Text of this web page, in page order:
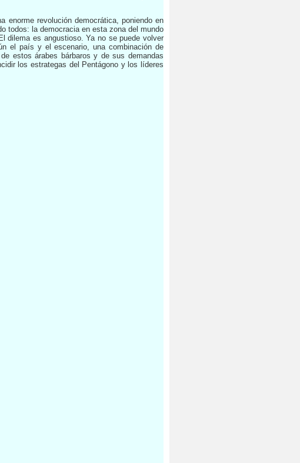
enorme revolución democrática, poniendo en
todos: la democracia en esta zona del mundo
dilema es angustioso. Ya no se puede volver
el país y el escenario, una combinación de
estos árabes bárbaros y de sus demandas
los estrategas del Pentágono y los líderes